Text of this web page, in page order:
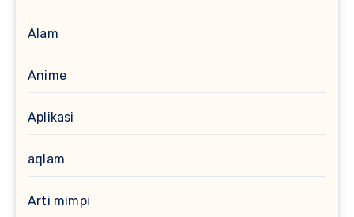
Alam
Anime
Aplikasi
aqlam
Arti mimpi